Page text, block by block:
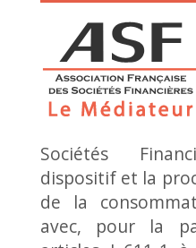
Sociétés
dispositif et la
de la
avec, pour la